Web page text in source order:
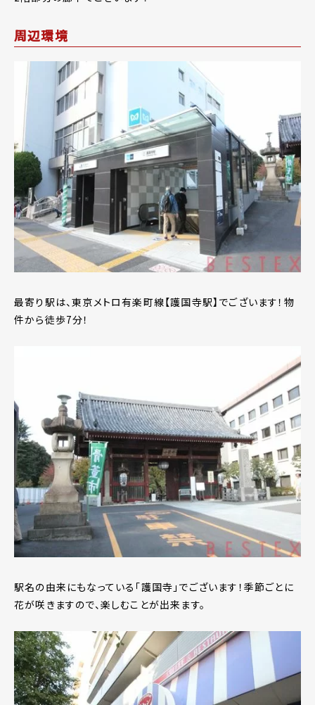
周辺環境
最寄り駅は、東京メトロ有楽町線【護国寺駅】でございます！物
件から徒歩7分！
駅名の由来にもなっている「護国寺」でございます！季節ごとに
花が咲きますので、楽しむことが出来ます。